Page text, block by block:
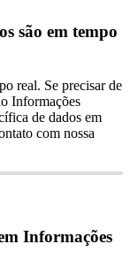
são em tempo
real. Se precisar de
o Informações
ífica de dados em
com nossa
Informações